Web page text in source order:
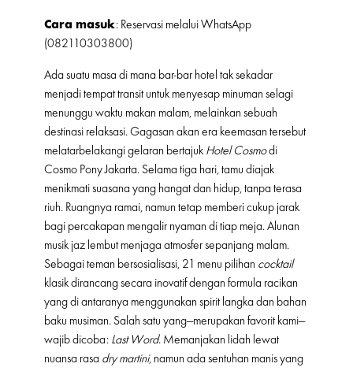
Cara masuk: Reservasi melalui WhatsApp
(082110303800)
Ada suatu masa di mana bar-bar hotel tak sekadar
menjadi tempat transit untuk menyesap minuman selagi
menunggu waktu makan malam, melainkan sebuah
destinasi relaksasi. Gagasan akan era keemasan tersebut
melatarbelakangi gelaran bertajuk Hotel Cosmodi
Cosmo Pony Jakarta. Selama tiga hari, tamu diajak
menikmati suasana yang hangat dan hidup, tanpa terasa
riuh. Ruangnya ramai, namun tetap memberi cukup jarak
bagi percakapan mengalir nyaman di tiap meja. Alunan
musik jaz lembut menjaga atmosfer sepanjang malam.
Sebagai teman bersosialisasi, 21 menu pilihan cocktail
klasik dirancang secara inovatif dengan formula racikan
yang di antaranya menggunakan spirit langka dan bahan
baku musiman. Salah satu yang—merupakan favorit kami—
wajib dicoba: Last Word. Memanjakan lidah lewat
nuansa rasa dry martini, namun ada sentuhan manis yang